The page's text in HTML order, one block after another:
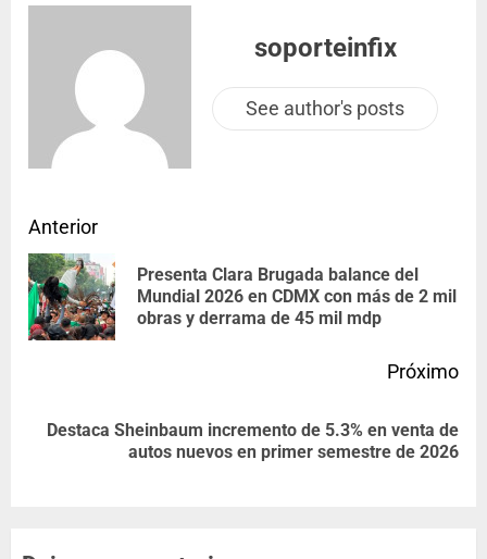
soporteinfix
See author's posts
Anterior
Presenta Clara Brugada balance del
Mundial 2026 en CDMX con más de 2 mil
obras y derrama de 45 mil mdp
Próximo
Destaca Sheinbaum incremento de 5.3% en venta de
autos nuevos en primer semestre de 2026